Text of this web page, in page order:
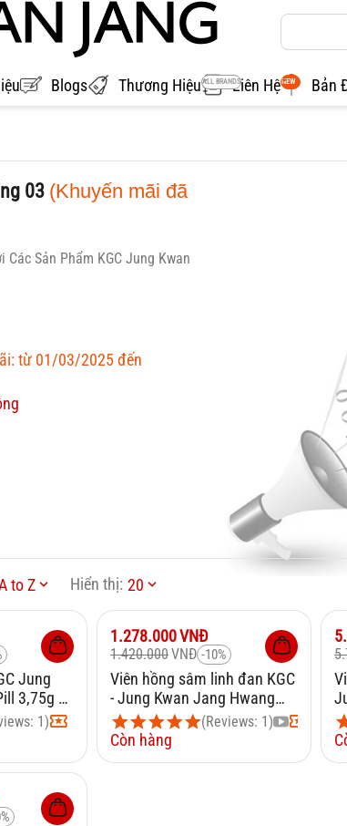
Blogs Thương Hiệu ALL BRANDSLiên HệNEW Bản
03 (Khuyến mãi đã
Các Sản Phẩm KGC Jung Kwan
từ 01/03/2025 đến
to Z Hiển thị: 20
Jung
3,75g x
1)
Giảm 10%
1.278.000VNĐ
1.420.000VNĐ -10%
Viên hồng sâm linh đan KGC
- Jung Kwan Jang Hwang
Jin Dan 4g x 3 viên(Reviews: 1)
Còn hàng